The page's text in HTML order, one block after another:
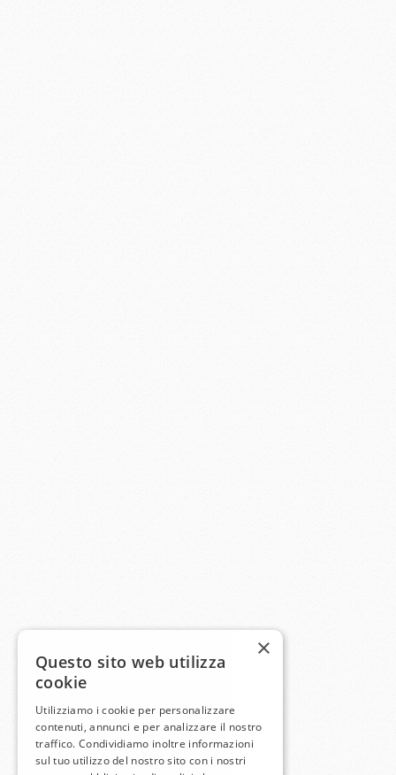
×
Questo sito web utilizza
cookie
Utilizziamo i cookie per personalizzare
contenuti, annunci e per analizzare il nostro
traffico. Condividiamo inoltre informazioni
sul tuo utilizzo del nostro sito con i nostri